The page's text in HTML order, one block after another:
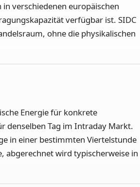
verschiedenen europäischen
verfügbar ist. SIDC
ohne die physikalischen
Energie für konkrete
denselben Tag im Intraday Markt.
in einer bestimmten Viertelstunde
abgerechnet wird typischerweise in